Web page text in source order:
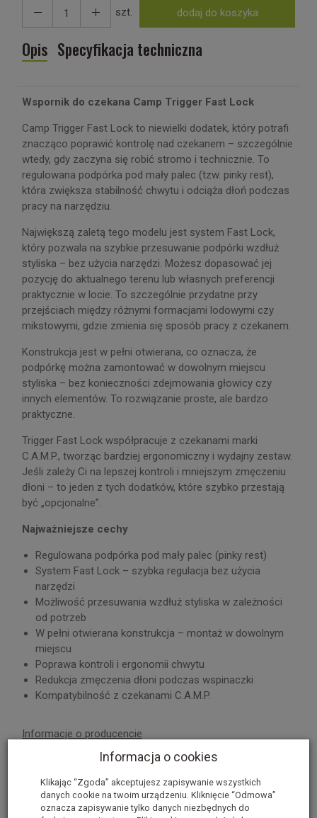
szt. dodaj do koszyka
Opis Specyfikacja techniczna
Wspornik do czekana Camp Trigger Fast Lock
Camp Trigger Fast Lock to niewielki dodatek, który potrafi
znacząco poprawić kontrolę nad czekanem – szczególnie
wtedy, gdy zaczyna się robić stromo i technicznie. To
regulowana podpórka pod mały palec (tzw. pinky rest),
która zwiększa stabilność chwytu i odciąża dłoń podczas
pracy na narzędziu.
Największą zaletą tego modelu jest system Fast Lock,
który pozwala na szybkie przesuwanie podpórki wzdłuż
styliska – bez użycia narzędzi. Możesz dopasować jej
pozycję do aktualnego terenu lub własnych preferencji
praktycznie w locie. To szczególnie przydatne przy
przejściach między różnymi formacjami lodowymi czy
mikstowymi, gdzie zmienia się sposób pracy z czekanem.
Konstrukcja jest w pełni otwierana, co oznacza, że
podpórkę można zamontować w dowolnym miejscu
styliska – bez konieczności zdejmowania głowicy czy
innych elementów. To rozwiązanie proste, ale bardzo
praktyczne.
Trigger Fast Lock współpracuje z czekanami marki
C.A.M.P., tworząc bardziej ergonomiczny i wydajny zestaw.
Jeśli zależy Ci na lepszej kontroli i mniejszym zmęczeniu
dłoni – to jeden z tych dodatków, które szybko przestają
być „opcjonalne”.
Najważniejsze cechy
Regulowana podpórka pod mały palec (pinky rest)
System Fast Lock – szybka regulacja bez użycia
narzędzi
Możliwość przesuwania wzdłuż styliska w zależności
od potrzeb
W pełni otwierana konstrukcja – montaż w dowolnym
miejscu
Poprawa kontroli i ergonomii chwytu
Redukcja zmęczenia dłoni podczas wspinaczki
Kompatybilność z czekanami C.A.M.P.
Informacje o producencie
Recenzje
Produkt nie posiada recenzji.Dodaj recenzję
Informacja o cookies
Klikając “Zgoda” akceptujesz zapisywanie wszystkich
danych cookie na twoim urządzeniu. Kliknięcie “Odmowa”
oznacza zapisywanie tylko danych niezbędnych do